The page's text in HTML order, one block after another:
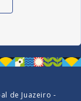
de Juazeiro -